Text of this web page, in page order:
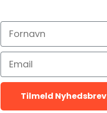
Tilmeld Nyhedsbrev